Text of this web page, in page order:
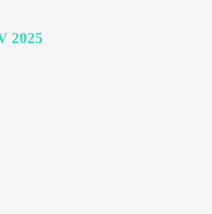
2025